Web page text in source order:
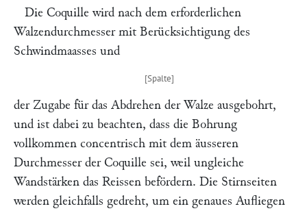
Die Coquille wird nach dem erforderlichen
Walzendurchmesser mit Berücksichtigung des
Schwindmaasses und
der Zugabe für das Abdrehen der Walze ausgebohrt,
und ist dabei zu beachten, dass die Bohrung
vollkommen concentrisch mit dem äusseren
Durchmesser der Coquille sei, weil ungleiche
Wandstärken das Reissen befördern. Die Stirnseiten
werden gleichfalls gedreht, um ein genaues Aufliegen